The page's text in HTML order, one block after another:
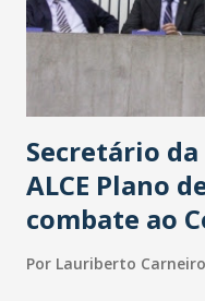
Secretário
ALCE Plano
combate ao
Por Lauriberto